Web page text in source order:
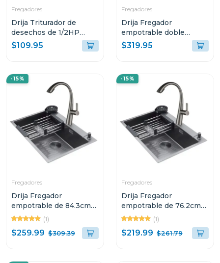
Fregadores
Drija Triturador de
desechos de 1/2HP
frantoio
$109.95
Fregadores
Drija Fregador
empotrable doble
funcion agua fria y
caliente 84cm siena
$319.95
-15%
Fregadores
Drija Fregador
empotrable de 84.3cm
acabado en acero
BOLONIA84
(1)
$259.99 $309.39
-15%
Fregadores
Drija Fregador
empotrable de 76.2cm
acabado en acero
BOLONIA76
(1)
$219.99 $261.79